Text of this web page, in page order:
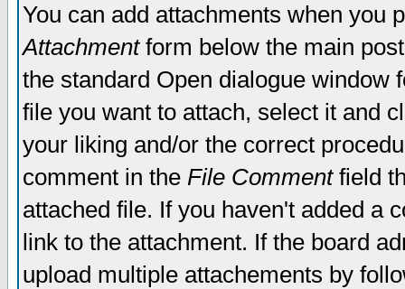
You can add attachments when you
Attachmentform below the main
the standard Open dialogue window
file you want to attach, select it and
your liking and/or the correct
comment in the File Commentfield
attached file. If you haven't added a
link to the attachment. If the board
upload multiple attachements by